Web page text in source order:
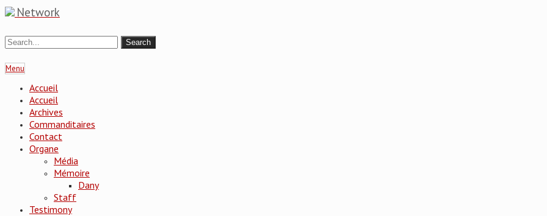
Network
Menu
Accueil
Accueil
Archives
Commanditaires
Contact
Organe
Média
Mémoire
Dany
Staff
Testimony